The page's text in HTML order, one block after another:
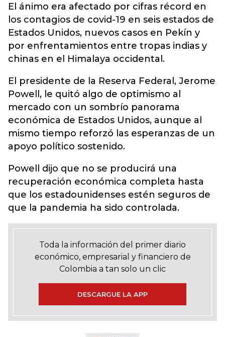
El ánimo era afectado por cifras récord en
los contagios de covid-19 en seis estados de
Estados Unidos, nuevos casos en Pekín y
por enfrentamientos entre tropas indias y
chinas en el Himalaya occidental.
El presidente de la Reserva Federal, Jerome
Powell, le quitó algo de optimismo al
mercado con un sombrío panorama
económica de Estados Unidos, aunque al
mismo tiempo reforzó las esperanzas de un
apoyo político sostenido.
Powell dijo que no se producirá una
recuperación económica completa hasta
que los estadounidenses estén seguros de
que la pandemia ha sido controlada.
Toda la información del primer diario
económico, empresarial y financiero de
Colombia a tan solo un clic
DESCARGUE LA APP